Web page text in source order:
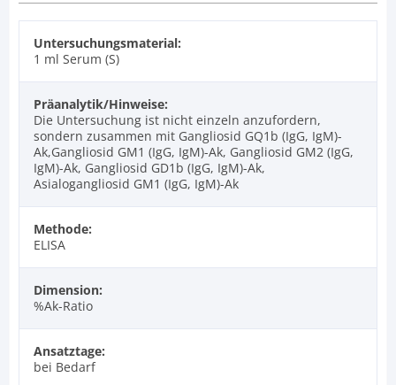
Untersuchungsmaterial:
1 ml Serum (S)
Präanalytik/Hinweise:
Die Untersuchung ist nicht einzeln anzufordern,
sondern zusammen mit Gangliosid GQ1b (IgG, IgM)-
Ak,Gangliosid GM1 (IgG, IgM)-Ak, Gangliosid GM2 (IgG,
IgM)-Ak, Gangliosid GD1b (IgG, IgM)-Ak,
Asialogangliosid GM1 (IgG, IgM)-Ak
Methode:
ELISA
Dimension:
%Ak-Ratio
Ansatztage:
bei Bedarf